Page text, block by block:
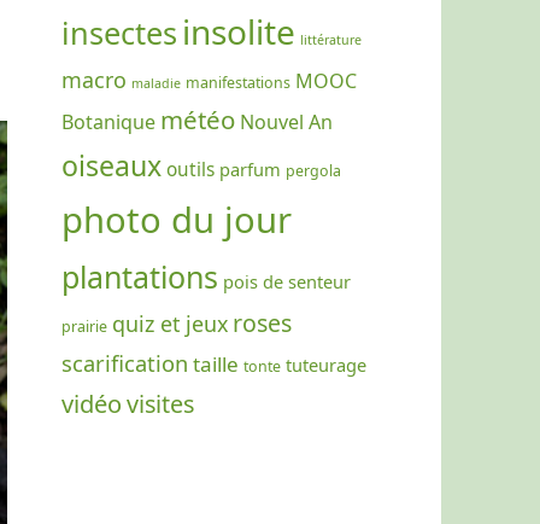
insectes insolite littérature
macro maladie manifestations MOOC
Botanique météo Nouvel An
oiseauxoutils parfum pergola
photo du jour
plantations pois de senteur
prairie quiz et jeux roses
scarification taille tonte tuteurage
vidéovisites